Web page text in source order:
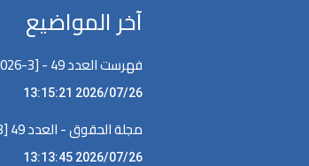
آخر المواضيع
فهرست العدد 49 - [3-2026]
2026/07/26 13:15:21
مجلة الحقوق - العدد 49 [3-2026]
2026/07/26 13:13:45